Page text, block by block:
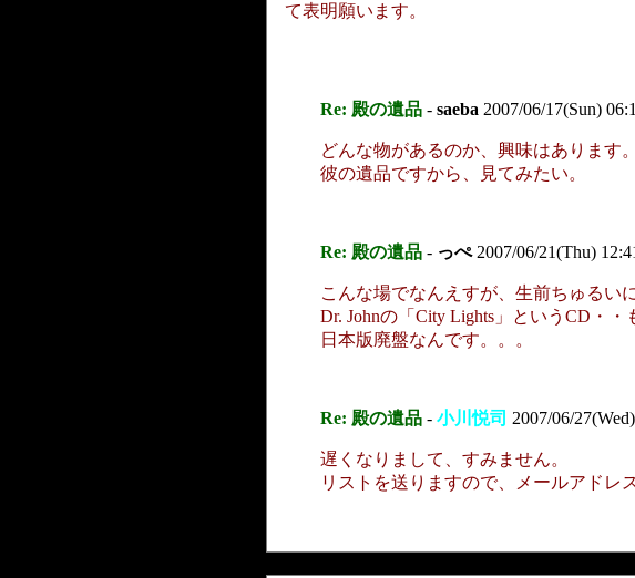
て表明願います。
Re: 殿の遺品 -saeba 2007/06/17(Sun)
どんな物があるのか、興味はあります。
彼の遺品ですから、見てみたい。
Re: 殿の遺品 - っぺ2007/06/21(Thu)
こんな場でなんえすが、生前ちゅるい
Dr. Johnの「City Lights」というCD・
日本版廃盤なんです。。。
Re: 殿の遺品 -小川悦司 2007/06/
遅くなりまして、すみません。
リストを送りますので、メールアドレ